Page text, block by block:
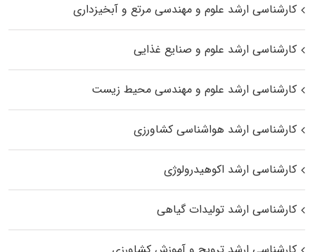
کارشناسی ارشد علوم و مهندسی مرتع و آبخیزداری
کارشناسی ارشد علوم و صنایع غذایی
کارشناسی ارشد علوم و مهندسی محیط زیست
کارشناسی ارشد هواشناسی کشاورزی
کارشناسی ارشد اکوهیدرولوژی
کارشناسی ارشد تولیدات گیاهی